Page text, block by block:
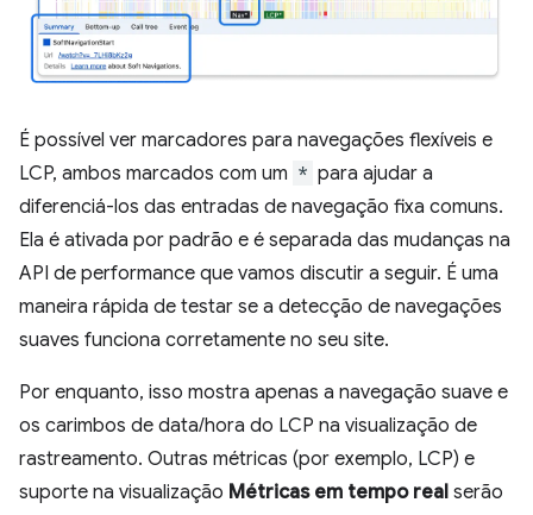
É possível ver marcadores para navegações flexíveis e
LCP, ambos marcados com um * para ajudar a
diferenciá-los das entradas de navegação fixa comuns.
Ela é ativada por padrão e é separada das mudanças na
API de performance que vamos discutir a seguir. É uma
maneira rápida de testar se a detecção de navegações
suaves funciona corretamente no seu site.
Por enquanto, isso mostra apenas a navegação suave e
os carimbos de data/hora do LCP na visualização de
rastreamento. Outras métricas (por exemplo, LCP) e
suporte na visualização Métricas em tempo real serão